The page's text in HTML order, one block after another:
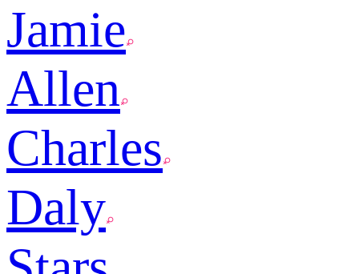
Jamie
Allen
Charles
Daly